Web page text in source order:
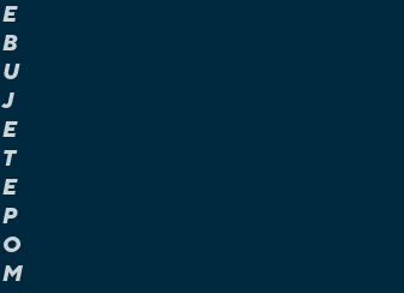
E
B
U
J
E
T
E
P
O
M